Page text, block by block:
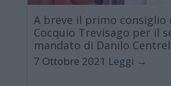
A breve il primo consiglio
Cocquio Trevisago per il
mandato di Danilo
7 Ottobre 2021 Leggi →